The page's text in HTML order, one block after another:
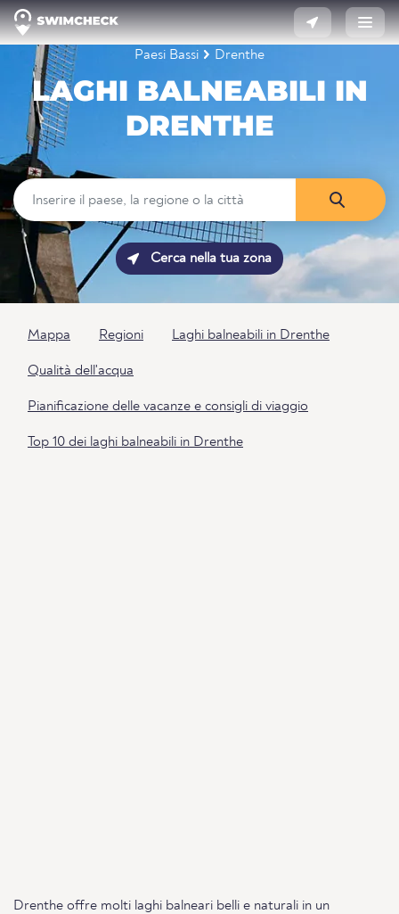
Paesi Bassi Drenthe
LAGHI BALNEABILI IN
DRENTHE
Cerca nella tua zona
Mappa Regioni Laghi balneabili in Drenthe
Qualità dell'acqua
Pianificazione delle vacanze e consigli di viaggio
Top 10 dei laghi balneabili in Drenthe
Drenthe offre molti laghi balneari belli e naturali in un